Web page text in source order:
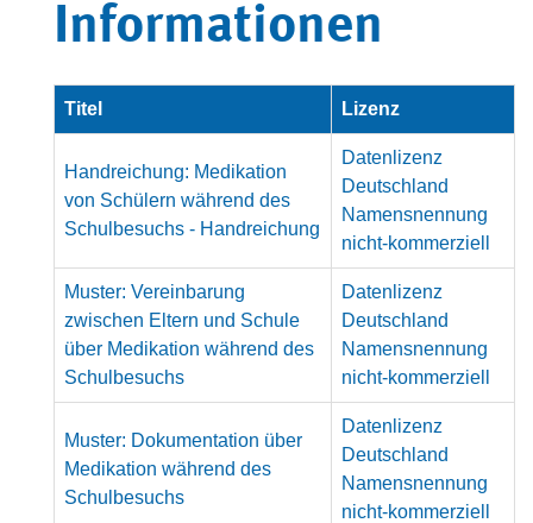
Informationen
Titel Lizenz
Handreichung: Medikation
von Schülern während des
Schulbesuchs - Handreichung
Datenlizenz
Deutschland
Namensnennung
nicht-kommerziell
Muster: Vereinbarung
zwischen Eltern und Schule
über Medikation während des
Schulbesuchs
Datenlizenz
Deutschland
Namensnennung
nicht-kommerziell
Muster: Dokumentation über
Medikation während des
Schulbesuchs
Datenlizenz
Deutschland
Namensnennung
nicht-kommerziell